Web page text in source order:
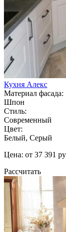
Кухня Алекс
Материал фасада:
Шпон
Стиль:
Современный
Цвет:
Белый, Серый
Цена: от 37 391
Рассчитать